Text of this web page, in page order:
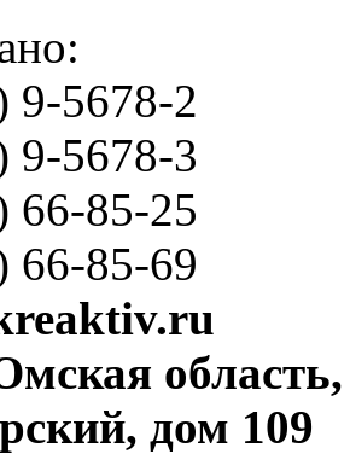
9-5678-2
9-5678-3
66-85-25
66-85-69
дом 109